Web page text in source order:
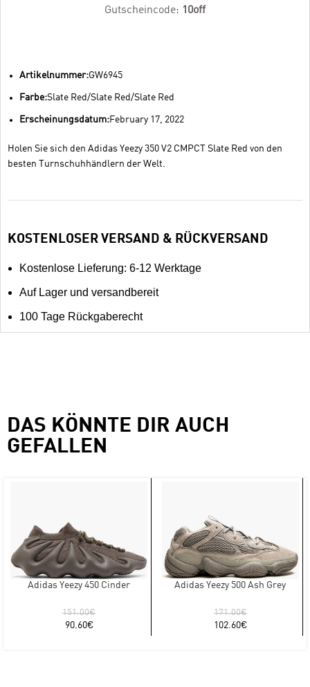
Gutscheincode: 10off
Artikelnummer:GW6945
Farbe:Slate Red/Slate Red/Slate Red
Erscheinungsdatum:February 17, 2022
Holen Sie sich den Adidas Yeezy 350 V2 CMPCT Slate Red von den
besten Turnschuhhändlern der Welt.
KOSTENLOSER VERSAND & RÜCKVERSAND
Kostenlose Lieferung: 6-12 Werktage
Auf Lager und versandbereit
100 Tage Rückgaberecht
DAS KÖNNTE DIR AUCH
GEFALLEN
Adidas Yeezy 450 Cinder
151.00€
90.60€
Adidas Yeezy 500 Ash Grey
171.00€
102.60€